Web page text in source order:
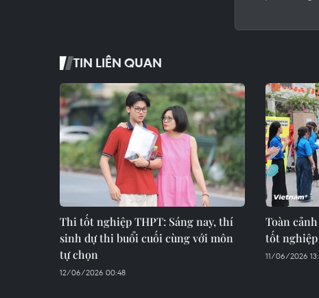
TIN LIÊN QUAN
Thi tốt nghiệp THPT: Sáng nay, thí
sinh dự thi buổi cuối cùng với môn
tự chọn
12/06/2026 00:48
Toàn
tốt nghiệp
11/06/2026